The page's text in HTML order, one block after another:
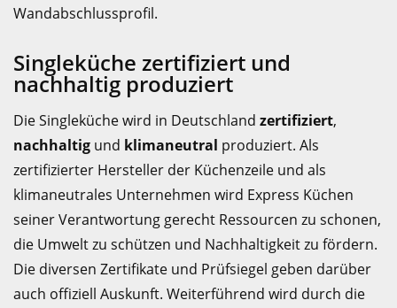
Wandabschlussprofil.
Singleküche zertifiziert und
nachhaltig produziert
Die Singleküche wird in Deutschland zertifiziert,
nachhaltig und klimaneutral produziert. Als
zertifizierter Hersteller der Küchenzeile und als
klimaneutrales Unternehmen wird Express Küchen
seiner Verantwortung gerecht Ressourcen zu schonen,
die Umwelt zu schützen und Nachhaltigkeit zu fördern.
Die diversen Zertifikate und Prüfsiegel geben darüber
auch offiziell Auskunft. Weiterführend wird durch die